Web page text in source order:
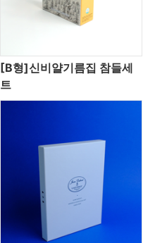
[B형]신비얄기름집 참들세
트